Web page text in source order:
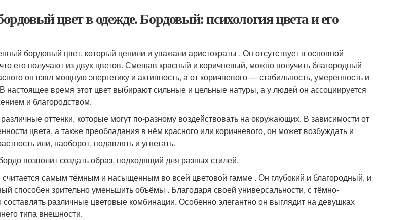
цвет в одежде. Бордовый: психология цвета и его
бордовый цвет, который ценили и уважали аристократы . Он отсутствует в основной
его получают из двух цветов. Смешав красный и коричневый, можно получить благородный
он взял мощную энергетику и активность, а от коричневого — стабильность, умеренность и
настоящее время этот цвет выбирают сильные и цельные натуры, а у людей он ассоциируется
и благородством.
оттенки, которые могут по-разному воздействовать на окружающих. В зависимости от
цвета, а также преобладания в нём красного или коричневого, он может возбуждать и
или, наоборот, подавлять и угнетать.
позволит создать образ, подходящий для разных стилей.
самым тёмным и насыщенным во всей цветовой гамме . Он глубокий и благородный, и
способен зрительно уменьшить объёмы . Благодаря своей универсальности, с тёмно-
различные цветовые комбинации. Особенно элегантно он выглядит на девушках
типа внешности.